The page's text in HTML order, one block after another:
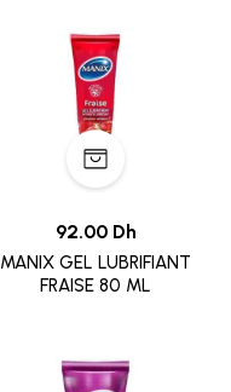
92.00 Dh
MANIX GEL LUBRIFIANT
FRAISE 80 ML